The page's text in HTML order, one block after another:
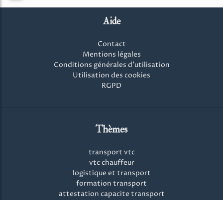
Aide
Contact
Mentions légales
Conditions générales d'utilisation
Utilisation des cookies
RGPD
Thèmes
transport vtc
vtc chauffeur
logistique et transport
formation transport
attestation capacite transport